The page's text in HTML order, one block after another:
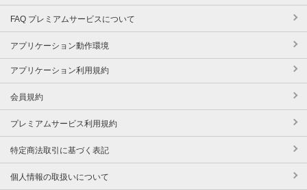
FAQ プレミアムサービスについて
アプリケーション動作環境
アプリケーション利用規約
会員規約
プレミアムサービス利用規約
特定商法取引に基づく表記
個人情報の取扱いについて